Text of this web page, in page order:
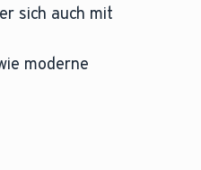
sich auch mit
moderne